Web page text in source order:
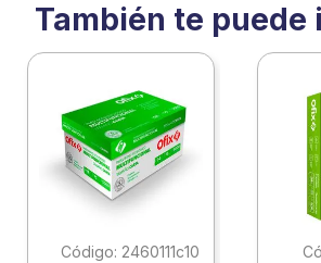
También te puede
: 2460111c10